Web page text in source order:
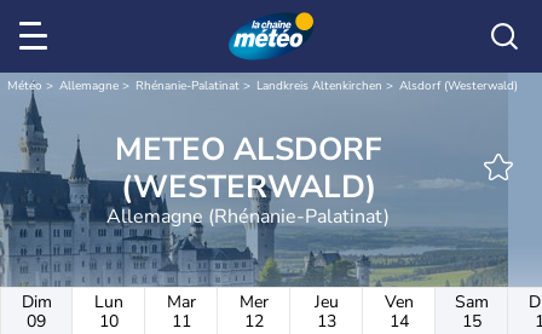
Météo Allemagne Rhénanie-Palatinat Landkreis Altenkirchen Alsdorf (Westerwald)
METEO ALSDORF
(WESTERWALD)
Allemagne (Rhénanie-Palatinat)
Dim
09
Lun
10
Mar
11
Mer
12
Jeu
13
Ven
14
Sam
15